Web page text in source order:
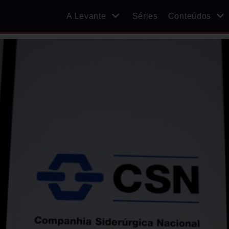
A Levante Séries Conteúdos